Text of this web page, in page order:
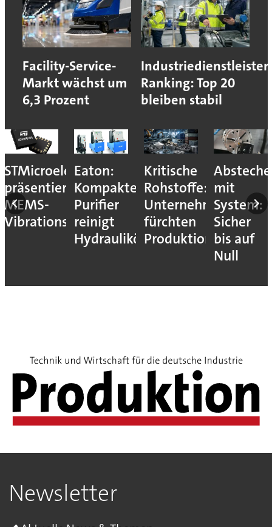
Facility-Service-
Markt wächst um
6,3 Prozent
Industriedienstleister-
Ranking: Top 20
bleiben stabil
STMicroelectronics
präsentiert
MEMS-
Vibrationssensor
Eaton:
Kompakter
Purifier
reinigt
Hydrauliköle
Kritische
Rohstoffe:
Unternehmen
fürchten
Produktionsstopps
mit
System:
Sicher
bis auf
Null
Newsletter